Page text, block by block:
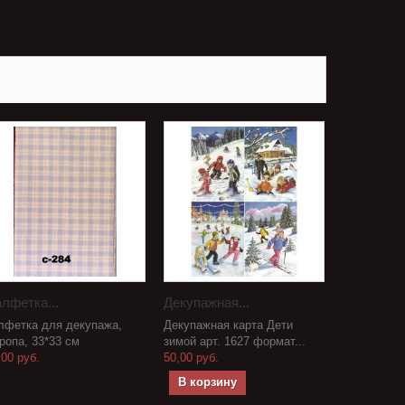
для декупажа,
33*33 см
руб.
Декупажная...
Декупажная карта Дети
зимой арт. 1627 формат...
50,00 руб.
В корзину